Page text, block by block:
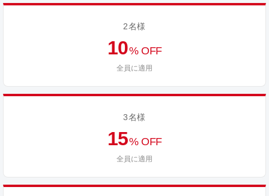
2名様
10% OFF
全員に適用
3名様
15% OFF
全員に適用